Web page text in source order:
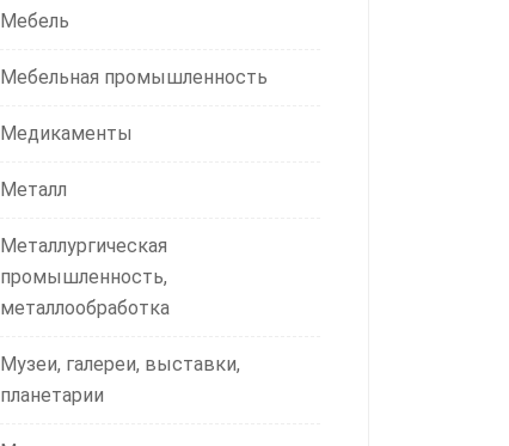
Мебель
Мебельная промышленность
Медикаменты
Металл
Металлургическая
промышленность,
металлообработка
Музеи, галереи, выставки,
планетарии